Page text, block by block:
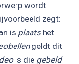
wordt
zegt:
is plaats het
geldt dit
is die gebeld